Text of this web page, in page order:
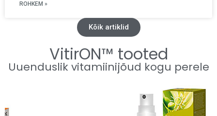
ROHKEM »
Kõik artiklid
VitirON™ tooted
Uuenduslik vitamiinijõud kogu perele